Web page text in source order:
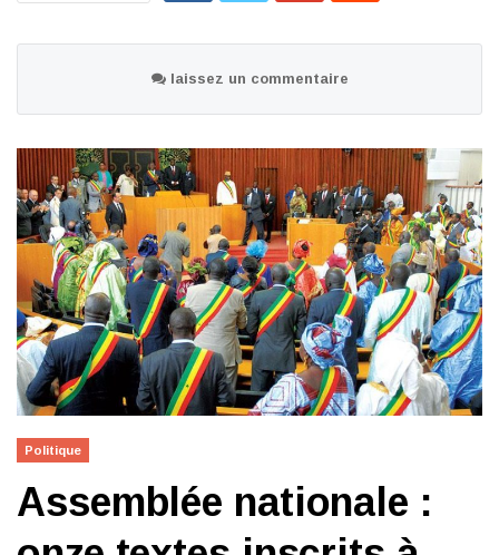
laissez un commentaire
Politique
Assemblée nationale :